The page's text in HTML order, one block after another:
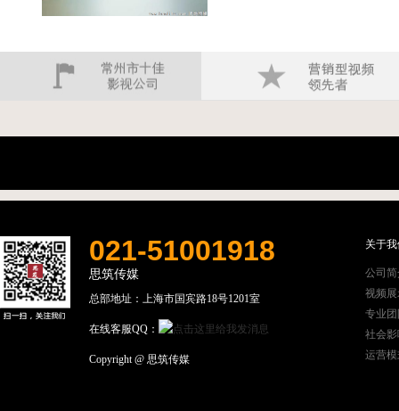
021-51001918
思筑传媒
总部地址：上海市国宾路18号1201室
在线客服QQ：
Copyright @ 思筑传媒
关于
公司
视频
专业
社会
运营